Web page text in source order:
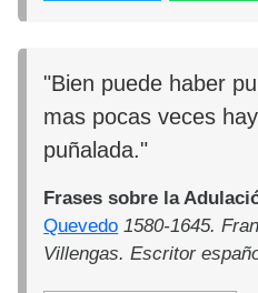
"Bien puede haber
mas pocas veces
puñalada."
Frases sobre la
Quevedo 1580-1645.
Villengas. Escritor